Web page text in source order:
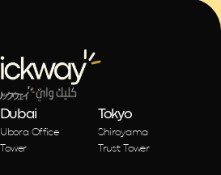
Dubai
Ubora Office
Tower
Tokyo
Shiroyama
Trust Tower